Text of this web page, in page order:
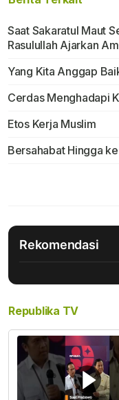
Saat Sakaratul Maut
Rasulullah Ajarkan
Yang Kita Anggap
Cerdas Menghadapi
Etos Kerja Muslim
Bersahabat Hingga
Rekomendasi
Republika TV